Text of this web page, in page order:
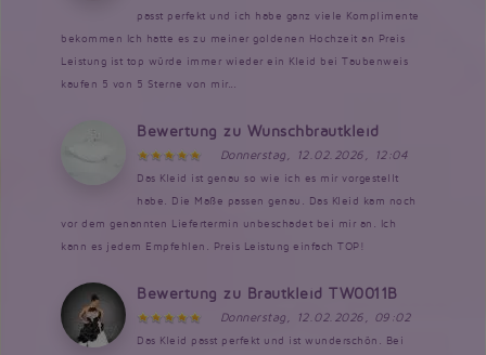
passt perfekt und ich habe ganz viele Komplimente
bekommen Ich hatte es zu meiner goldenen Hochzeit an Preis
Leistung ist top würde immer wieder ein Kleid bei Taubenweis
kaufen 5 von 5 Sterne von mir...
Bewertung zu Wunschbrautkleid
Donnerstag, 12.02.2026, 12:04
Das Kleid ist genau so wie ich es mir vorgestellt
habe. Die Maße passen genau. Das Kleid kam noch
vor dem genannten Liefertermin unbeschadet bei mir an. Ich
kann es jedem Empfehlen. Preis Leistung einfach TOP!
Bewertung zu Brautkleid TW0011B
Donnerstag, 12.02.2026, 09:02
Das Kleid passt perfekt und ist wunderschön. Bei